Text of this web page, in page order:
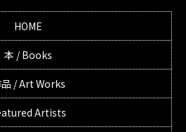
HOME
本 / Books
/ Art Works
Artists